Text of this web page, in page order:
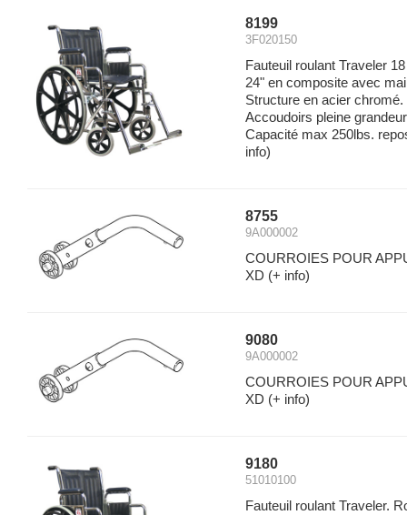
8199
3F020150
Fauteuil roulant Traveler
24" en composite avec
Structure en acier
Accoudoirs pleine
Capacité max 250lbs.
info)
8755
9A000002
COURROIES POUR
XD (+ info)
9080
9A000002
COURROIES POUR
XD (+ info)
9180
51010100
Fauteuil roulant Traveler.